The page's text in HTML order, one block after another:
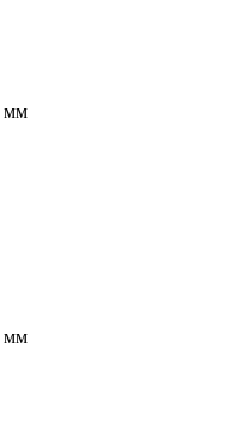
мм
мм